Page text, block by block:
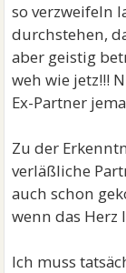
so verzweifeln
durchstehen,
aber geistig
weh wie jetz!!!
Ex-Partner
Zu der
verläßliche
auch schon
wenn das Herz
Ich muss